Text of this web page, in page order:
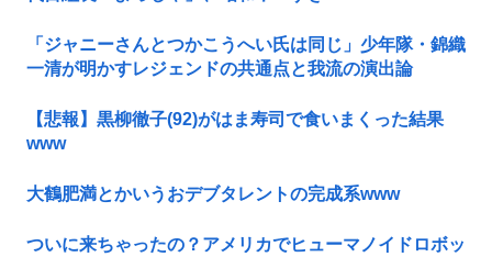
「ジャニーさんとつかこうへい氏は同じ」少年隊・錦織
一清が明かすレジェンドの共通点と我流の演出論
【悲報】黒柳徹子(92)がはま寿司で食いまくった結果
www
大鶴肥満とかいうおデブタレントの完成系www
ついに来ちゃったの？アメリカでヒューマノイドロボッ